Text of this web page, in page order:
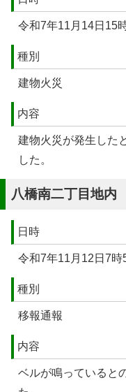
令和7年11月14日15
種別
建物火災
内容
建物火災が発生した
した。
八橋南二丁目地内
日時
令和7年11月12日7時
種別
移報通報
内容
ベルが鳴っていると